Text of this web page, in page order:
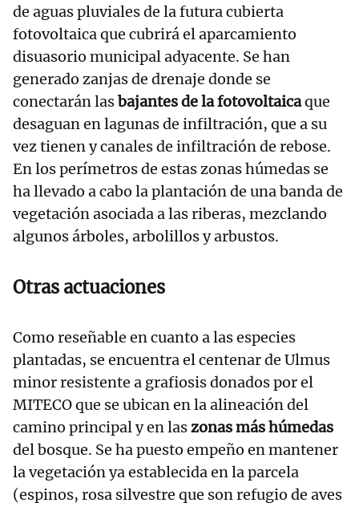
de aguas pluviales de la futura cubierta
fotovoltaica que cubrirá el aparcamiento
disuasorio municipal adyacente. Se han
generado zanjas de drenaje donde se
conectarán lasbajantes de la fotovoltaicaque
desaguan en lagunas de infiltración, que a su
vez tienen y canales de infiltración de rebose.
En los perímetros de estas zonas húmedas se
ha llevado a cabo la plantación de una banda de
vegetación asociada a las riberas, mezclando
algunos árboles, arbolillos y arbustos.
Otras actuaciones
Como reseñable en cuanto a las especies
plantadas, se encuentra el centenar de Ulmus
minor resistente a grafiosis donados por el
MITECO que se ubican en la alineación del
camino principal y en laszonas más húmedas
del bosque. Se ha puesto empeño en mantener
la vegetación ya establecida en la parcela
(espinos, rosa silvestre que son refugio de aves